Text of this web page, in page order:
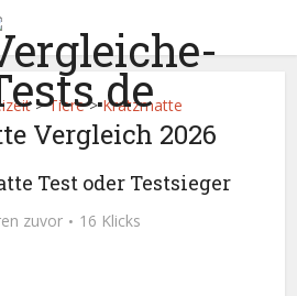
>Tiere>Kratzmatte
Vergleich 2026
Test oder Testsieger
zuvor 16 Klicks